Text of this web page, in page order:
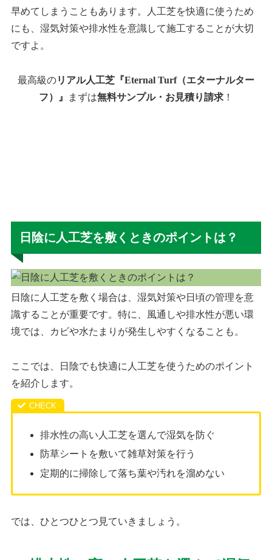
早めてしまうこともあります。人工芝を快適に使うため
にも、湿気対策や排水性を意識して施工することが大切
ですよ。
最高級のリアル人工芝『Eternal Turf（エターナルター
フ）』
まずは無料サンプル・お見積り請求 ！
日陰に人工芝を敷くときのポイントは？
日陰に人工芝を敷く場合は、湿気対策や日頃の管理を意
識することが重要です。特に、風通しや排水性が悪い環
境では、カビや水たまりが発生しやすくなることも。
ここでは、日陰でも快適に人工芝を使うためのポイント
を紹介します。
排水性の高い人工芝を選んで湿気を防ぐ
防草シートを敷いて雑草対策を行う
定期的に掃除して落ち葉や汚れを溜めない
では、ひとつひとつ見ていきましょう。